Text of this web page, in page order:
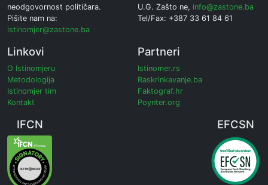
neodgovornost političara.
Pišite nam na:
istinomjer@zastone.ba
U.G. Zašto ne, info@zastone.ba
Tel/Fax: +387 33 61 84 61
Linkovi
O Istinomjeru
Metodologija
Istinomjer tim
Kontakt
Partneri
Istinomer.rs
Raskrinkavanje.ba
Faktograf.hr
Poynter.org
IFCN EFCSN